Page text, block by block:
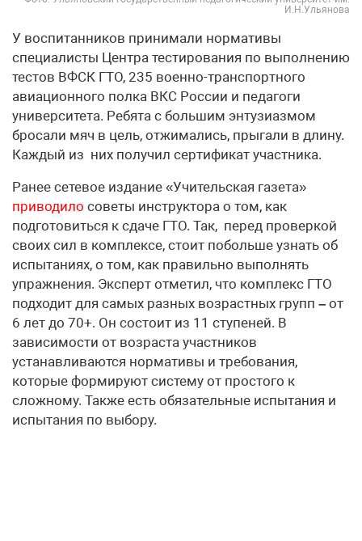
И.Н.Ульянова
У воспитанников принимали нормативы
специалисты Центра тестирования по выполнению
тестов ВФСК ГТО, 235 военно-транспортного
авиационного полка ВКС России и педагоги
университета. Ребята с большим энтузиазмом
бросали мяч в цель, отжимались, прыгали в длину.
Каждый из них получил сертификат участника.
Ранее сетевое издание «Учительская газета»
приводило советы инструктора о том, как
подготовиться к сдаче ГТО. Так, перед проверкой
своих сил в комплексе, стоит побольше узнать об
испытаниях, о том, как правильно выполнять
упражнения. Эксперт отметил, что комплекс ГТО
подходит для самых разных возрастных групп – от
6 лет до 70+. Он состоит из 11 ступеней. В
зависимости от возраста участников
устанавливаются нормативы и требования,
которые формируют систему от простого к
сложному. Также есть обязательные испытания и
испытания по выбору.